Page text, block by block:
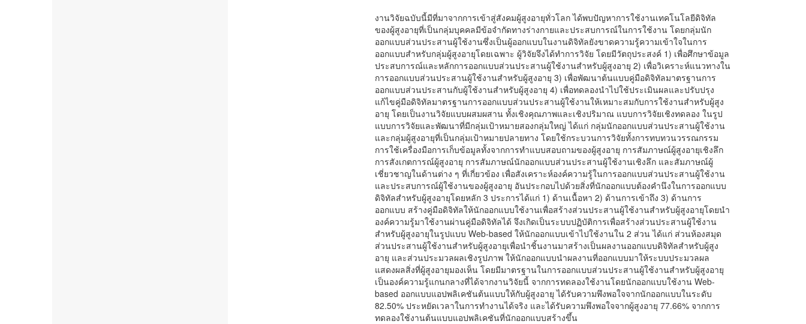
งานวิจัยฉบับนี้มีที่มาจากการเข้าสู่สังคมผู้สูงอายุทั่วโลก ได้พบปัญหาการใช้งานเทคโนโลยีดิจิทัล
ของผู้สูงอายุที่เป็นกลุ่มบุคคลมีข้อจำกัดทางร่างกายและประสบการณ์ในการใช้งาน โดยกลุ่มนัก
ออกแบบส่วนประสานผู้ใช้งานซึ่งเป็นผู้ออกแบบในงานดิจิทัลยังขาดความรู้ความเข้าใจในการ
ออกแบบสำหรับกลุ่มผู้สูงอายุโดยเฉพาะ ผู้วิจัยจึงได้ทำการวิจัย โดยมีวัตถุประสงค์ 1) เพื่อศึกษาข้อมูล
ประสบการณ์และหลักการออกแบบส่วนประสานผู้ใช้งานสำหรับผู้สูงอายุ 2) เพื่อวิเคราะห์แนวทางใน
การออกแบบส่วนประสานผู้ใช้งานสำหรับผู้สูงอายุ 3) เพื่อพัฒนาต้นแบบคู่มือดิจิทัลมาตรฐานการ
ออกแบบส่วนประสานกับผู้ใช้งานสำหรับผู้สูงอายุ 4) เพื่อทดลองนำไปใช้ประเมินผลและปรับปรุง
แก้ไขคู่มือดิจิทัลมาตรฐานการออกแบบส่วนประสานผู้ใช้งานให้เหมาะสมกับการใช้งานสำหรับผู้สูง
อายุ โดยเป็นงานวิจัยแบบผสมผสาน ทั้งเชิงคุณภาพและเชิงปริมาณ แบบการวิจัยเชิงทดลอง ในรูป
แบบการวิจัยและพัฒนาที่มีกลุ่มเป้าหมายสองกลุ่มใหญ่ ได้แก่ กลุ่มนักออกแบบส่วนประสานผู้ใช้งาน
และกลุ่มผู้สูงอายุที่เป็นกลุ่มเป้าหมายปลายทาง โดยใช้กระบวนการวิจัยทั้งการทบทวนวรรณกรรม
การใช้เครื่องมือการเก็บข้อมูลทั้งจากการทำแบบสอบถามของผู้สูงอายุ การสัมภาษณ์ผู้สูงอายุเชิงลึก
การสังเกตการณ์ผู้สูงอายุ การสัมภาษณ์นักออกแบบส่วนประสานผู้ใช้งานเชิงลึก และสัมภาษณ์ผู้
เชี่ยวชาญในด้านต่าง ๆ ที่เกี่ยวข้อง เพื่อสังเคราะห์องค์ความรู้ในการออกแบบส่วนประสานผู้ใช้งาน
และประสบการณ์ผู้ใช้งานของผู้สูงอายุ อันประกอบไปด้วยสิ่งที่นักออกแบบต้องคำนึงในการออกแบบ
ดิจิทัลสำหรับผู้สูงอายุโดยหลัก 3 ประการได้แก่ 1) ด้านเนื้อหา 2) ด้านการเข้าถึง 3) ด้านการ
ออกแบบ สร้างคู่มือดิจิทัลให้นักออกแบบใช้งานเพื่อสร้างส่วนประสานผู้ใช้งานสำหรับผู้สูงอายุโดยนำ
องค์ความรู้มาใช้งานผ่านคู่มือดิจิทัลได้ จึงเกิดเป็นระบบปฏิบัติการเพื่อสร้างส่วนประสานผู้ใช้งาน
สำหรับผู้สูงอายุในรูปแบบ Web-based ให้นักออกแบบเข้าไปใช้งานใน 2 ส่วน ได้แก่ ส่วนห้องสมุด
ส่วนประสานผู้ใช้งานสำหรับผู้สูงอายุเพื่อนำชิ้นงานมาสร้างเป็นผลงานออกแบบดิจิทัลสำหรับผู้สูง
อายุ และส่วนประมวลผลเชิงรูปภาพ ให้นักออกแบบนำผลงานที่ออกแบบมาให้ระบบประมวลผล
แสดงผลสิ่งที่ผู้สูงอายุมองเห็น โดยมีมาตรฐานในการออกแบบส่วนประสานผู้ใช้งานสำหรับผู้สูงอายุ
เป็นองค์ความรู้แกนกลางที่ได้จากงานวิจัยนี้ จากการทดลองใช้งานโดยนักออกแบบใช้งาน Web-
based ออกแบบแอปพลิเคชันต้นแบบให้กับผู้สูงอายุ ได้รับความพึงพอใจจากนักออกแบบในระดับ
82.50% ประหยัดเวลาในการทำงานได้จริง และได้รับความพึงพอใจจากผู้สูงอายุ 77.66% จากการ
ทดลองใช้งานต้นแบบแอปพลิเคชันที่นักออกแบบสร้างขึ้น